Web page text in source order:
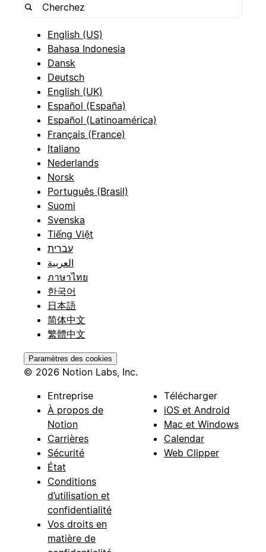
English (US)
Bahasa Indonesia
Dansk
Deutsch
English (UK)
Español (España)
Español (Latinoamérica)
Français (France)
Italiano
Nederlands
Norsk
Português (Brasil)
Suomi
Svenska
Tiếng Việt
עברית
العربية
ภาษาไทย
한국어
日本語
简体中文
繁體中文
Paramètres des cookies
© 2026 Notion Labs, Inc.
Entreprise
À propos de
Notion
Carrières
Sécurité
État
Conditions
d’utilisation et
confidentialité
Vos droits en
matière de
Télécharger
iOS et Android
Mac et Windows
Calendar
Web Clipper